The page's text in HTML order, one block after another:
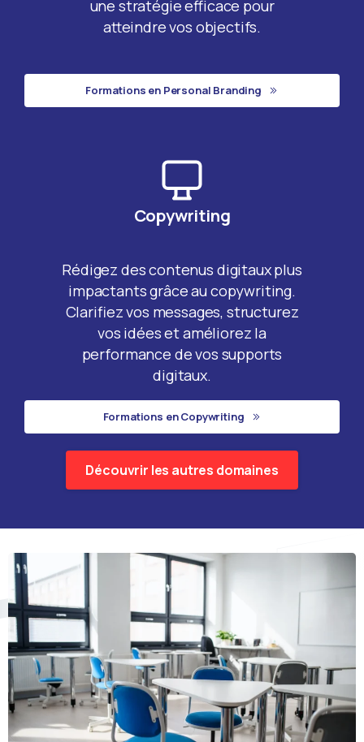
une stratégie efficace pour
atteindre vos objectifs.
Formations en Personal Branding
Copywriting
Rédigez des contenus digitaux plus
impactants grâce au copywriting.
Clarifiez vos messages, structurez
vos idées et améliorez la
performance de vos supports
digitaux.
Formations en Copywriting
Découvrir les autres domaines